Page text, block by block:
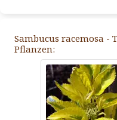
Sambucus racemosa
Pflanzen: